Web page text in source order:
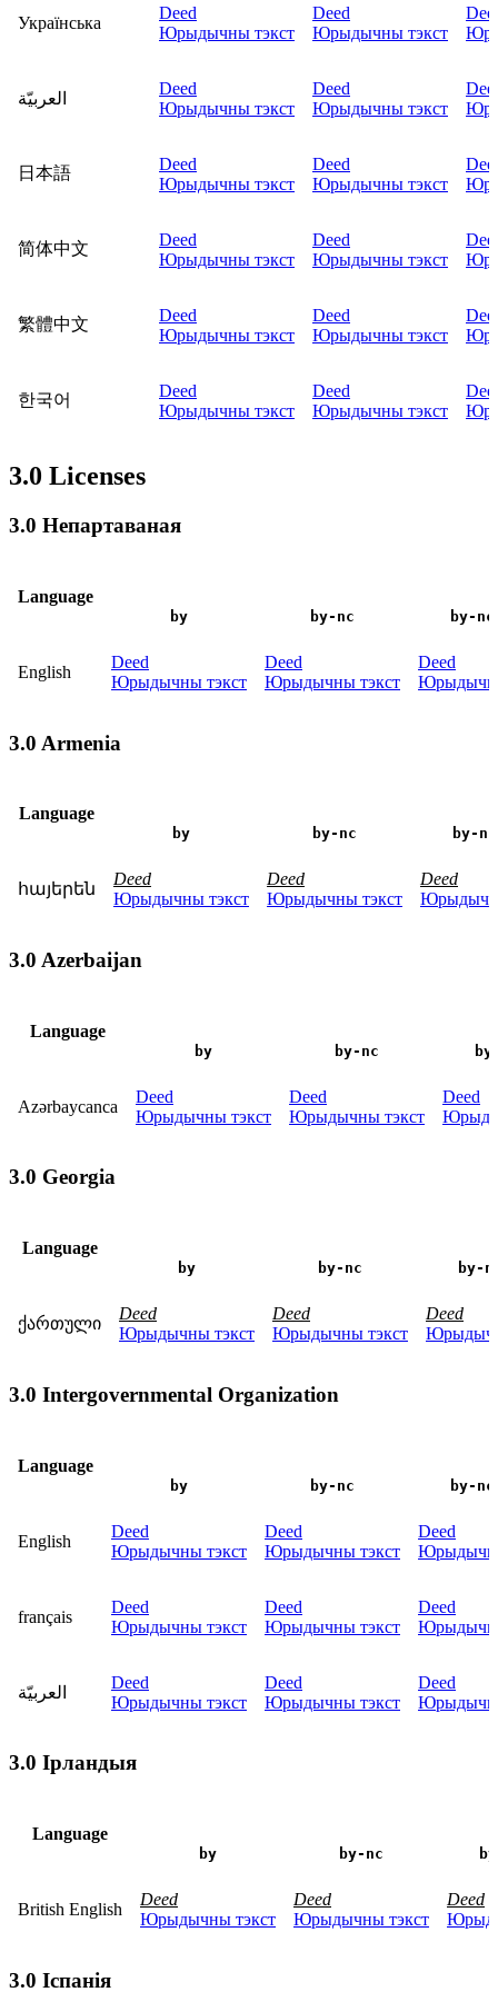
Українська
Deed
Юрыдычны тэкст
Deed
Юрыдычны тэкст
العربيّة
Deed
Юрыдычны тэкст
Deed
Юрыдычны тэкст
日本語
Deed
Юрыдычны тэкст
Deed
Юрыдычны тэкст
简体中文
Deed
Юрыдычны тэкст
Deed
Юрыдычны тэкст
繁體中文
Deed
Юрыдычны тэкст
Deed
Юрыдычны тэкст
한국어
Deed
Юрыдычны тэкст
Deed
Юрыдычны тэкст
3.0 Licenses
3.0 Непартаваная
Language
by by-nc by-
English
Deed
Юрыдычны тэкст
Deed
Юрыдычны тэкст
Deed
3.0 Armenia
Language
by by-nc by-
հայերեն
Deed
Юрыдычны тэкст
Deed
Юрыдычны тэкст
Deed
3.0 Azerbaijan
Language
by by-nc
Azərbaycanca
Deed
Юрыдычны тэкст
Deed
Юрыдычны тэкст
Deed
3.0 Georgia
Language
by by-nc by-
ქართული
Deed
Юрыдычны тэкст
Deed
Юрыдычны тэкст
Deed
3.0 Intergovernmental Organization
Language
by by-nc by-
English
Deed
Юрыдычны тэкст
Deed
Юрыдычны тэкст
Deed
français
Deed
Юрыдычны тэкст
Deed
Юрыдычны тэкст
Deed
العربيّة
Deed
Юрыдычны тэкст
Deed
Юрыдычны тэкст
Deed
3.0 Ірландыя
Language
by by-nc
British English
Deed
Юрыдычны тэкст
Deed
Юрыдычны тэкст
Deed
3.0 Іспанія